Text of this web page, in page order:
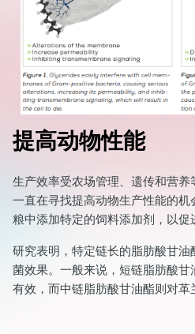
提高动物性能
生产效率受农场管理、遗传和营
一直在寻找提高动物生产性能的
粮中添加特定的饲料添加剂，以促
研究表明，特定链长的脂肪酸甘
菌效果。一般来说，短链脂肪酸
有效，而中链脂肪酸甘油酯则对革